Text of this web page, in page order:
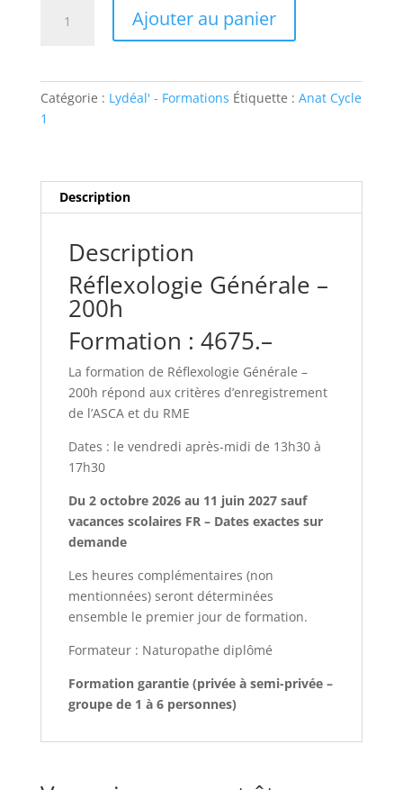
200h
2027
Ajouter au panier
Catégorie : Lydéal' - Formations Étiquette : Anat Cycle
1
Description
Description
Réflexologie Générale –
200h
Formation : 4675.–
La formation de Réflexologie Générale –
200h répond aux critères d’enregistrement
de l’ASCA et du RME
Dates : le vendredi après-midi de 13h30 à
17h30
Du 2 octobre 2026 au 11 juin 2027 sauf
vacances scolaires FR – Dates exactes sur
demande
Les heures complémentaires (non
mentionnées) seront déterminées
ensemble le premier jour de formation.
Formateur : Naturopathe diplômé
Formation garantie (privée à semi-privée –
groupe de 1 à 6 personnes)